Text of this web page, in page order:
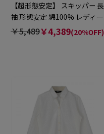
【超形態安定】 スキッパー 長
袖 形態安定 綿100% レディー
スシャツ
￥5,489￥4,389(20%OFF)